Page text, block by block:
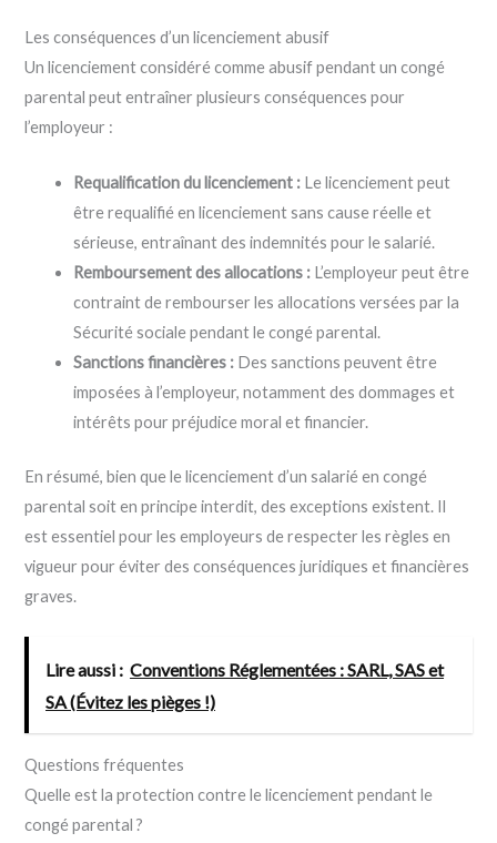
Les conséquences d’un licenciement abusif
Un licenciement considéré comme abusif pendant un congé
parental peut entraîner plusieurs conséquences pour
l’employeur :
Requalification du licenciement : Le licenciement peut
être requalifié en licenciement sans cause réelle et
sérieuse, entraînant des indemnités pour le salarié.
Remboursement des allocations : L’employeur peut être
contraint de rembourser les allocations versées par la
Sécurité sociale pendant le congé parental.
Sanctions financières : Des sanctions peuvent être
imposées à l’employeur, notamment des dommages et
intérêts pour préjudice moral et financier.
En résumé, bien que le licenciement d’un salarié en congé
parental soit en principe interdit, des exceptions existent. Il
est essentiel pour les employeurs de respecter les règles en
vigueur pour éviter des conséquences juridiques et financières
graves.
Lire aussi : Conventions Réglementées : SARL, SAS et
SA (Évitez les pièges !)
Questions fréquentes
Quelle est la protection contre le licenciement pendant le
congé parental ?